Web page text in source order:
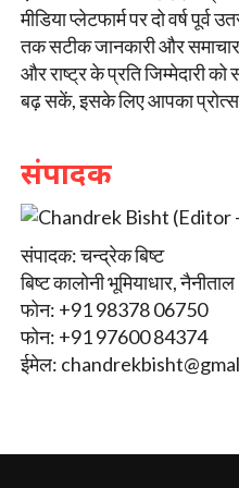
मीडिया प्लेटफार्म पर दो वर्ष पूर्व
तक सटीक जानकारी और
और राष्ट्र के प्रति जिम्मेदारी
बढ़ सकें, इसके लिए आपका
संपादक
संपादक: चन्द्रेक बिष्ट
बिष्ट कालोनी भूमियाधार, नैनीताल
फोन: +91 98378 06750
फोन: +91 97600 84374
ईमेल: